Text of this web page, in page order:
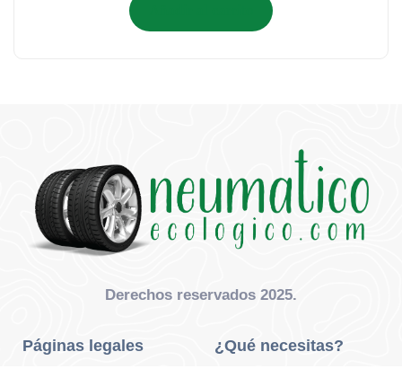
Derechos reservados 2025.
Páginas legales ¿Qué necesitas?